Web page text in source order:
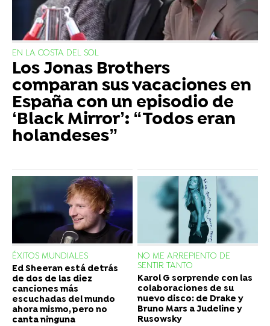
EN LA COSTA DEL SOL
Los Jonas Brothers
comparan sus vacaciones en
España con un episodio de
‘Black Mirror’: “Todos eran
holandeses”
ÉXITOS MUNDIALES
Ed Sheeran está detrás
de dos de las diez
canciones más
escuchadas del mundo
ahora mismo, pero no
canta ninguna
NO ME ARREPIENTO DE
SENTIR TANTO
Karol G sorprende con las
colaboraciones de su
nuevo disco: de Drake y
Bruno Mars a Judeline y
Rusowsky